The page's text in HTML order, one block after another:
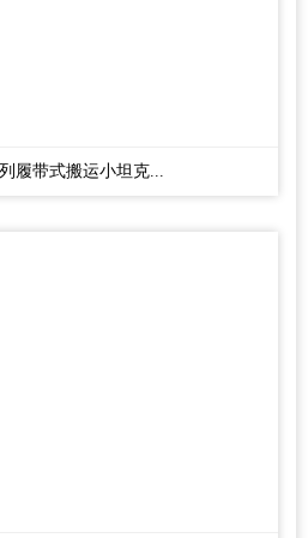
履带式搬运小坦克...